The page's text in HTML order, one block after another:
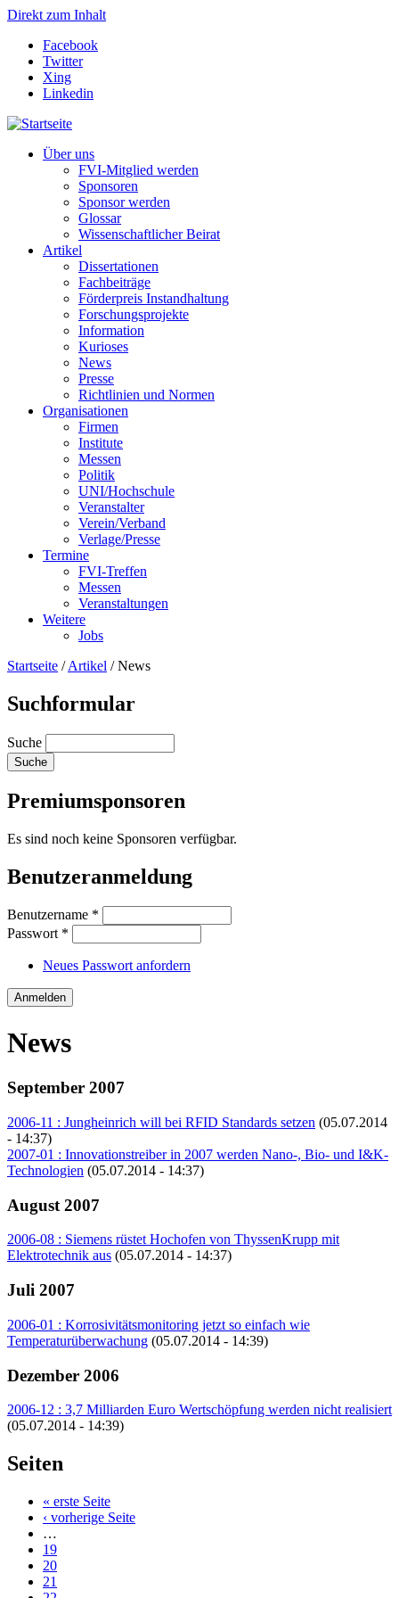
Direkt zum Inhalt
Facebook
Twitter
Xing
Linkedin
Über uns
FVI-Mitglied werden
Sponsoren
Sponsor werden
Glossar
Wissenschaftlicher Beirat
Artikel
Dissertationen
Fachbeiträge
Förderpreis Instandhaltung
Forschungsprojekte
Information
Kurioses
News
Presse
Richtlinien und Normen
Organisationen
Firmen
Institute
Messen
Politik
UNI/Hochschule
Veranstalter
Verein/Verband
Verlage/Presse
Termine
FVI-Treffen
Messen
Veranstaltungen
Weitere
Jobs
Startseite /Artikel /News
Suchformular
Suche
Premiumsponsoren
Es sind noch keine Sponsoren verfügbar.
Benutzeranmeldung
Benutzername *
Passwort *
Neues Passwort anfordern
News
September 2007
2006-11 : Jungheinrich will bei RFID Standards setzen (05.07.2014
- 14:37)
2007-01 : Innovationstreiber in 2007 werden Nano-, Bio- und I&K-
Technologien (05.07.2014 - 14:37)
August 2007
2006-08 : Siemens rüstet Hochofen von ThyssenKrupp mit
Elektrotechnik aus (05.07.2014 - 14:37)
Juli 2007
2006-01 : Korrosivitätsmonitoring jetzt so einfach wie
Temperaturüberwachung (05.07.2014 - 14:39)
Dezember 2006
2006-12 : 3,7 Milliarden Euro Wertschöpfung werden nicht realisiert
(05.07.2014 - 14:39)
Seiten
« erste Seite
‹ vorherige Seite
…
19
20
21